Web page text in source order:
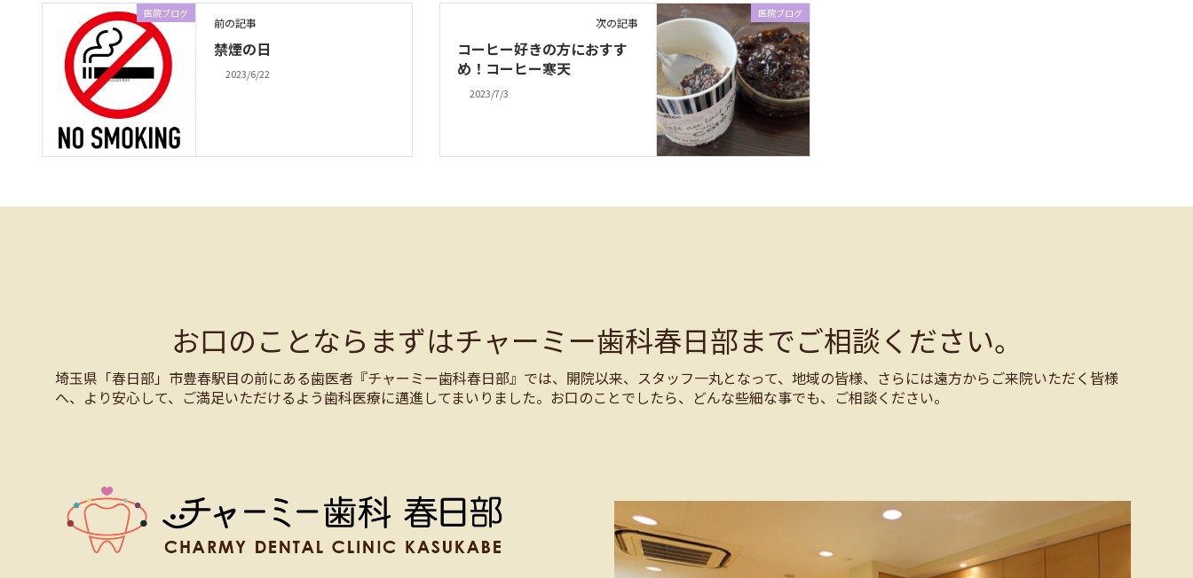
医院ブログ
前の記事
禁煙の日
2023/6/22
医院ブログ
次の記事
コーヒー好きの方におすす
め！コーヒー寒天
2023/7/3
お口のことならまずはチャーミー歯科春日部までご相談ください。
埼玉県「春日部」市豊春駅目の前にある歯医者『チャーミー歯科春日部』では、開院以来、スタッフ一丸となって、地域の皆様、さらには遠方からご来院いただく皆様
へ、より安心して、ご満足いただけるよう歯科医療に邁進してまいりました。お口のことでしたら、どんな些細な事でも、ご相談ください。